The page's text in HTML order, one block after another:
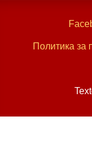
Политика за